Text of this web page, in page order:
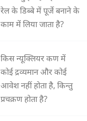
रेल के डिब्बे में पूर्जे बनाने के
काम में लिया जाता है?
किस न्यूक्लियर कण में
कोई द्रव्यमान और कोई
आवेश नहीं होता है, किन्तु
प्रचक्रण होता है?